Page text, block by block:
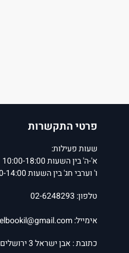
פרטי התקשרות
שעות פעילות:
א'-ה' בין השעות 10:00-18:00
ו' וערבי חג' בין השעות 10:00-14:00
טלפון: 02-6248293
אימייל:
כתובת : אבן ישראל 3 ירושלים.